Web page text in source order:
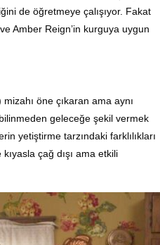
de öğretmeye çalışıyor. Fakat
Amber Reign’in kurguya uygun
öne çıkaran ama aynı
geleceğe şekil vermek
yetiştirme tarzındaki farklılıkları
çağ dışı ama etkili